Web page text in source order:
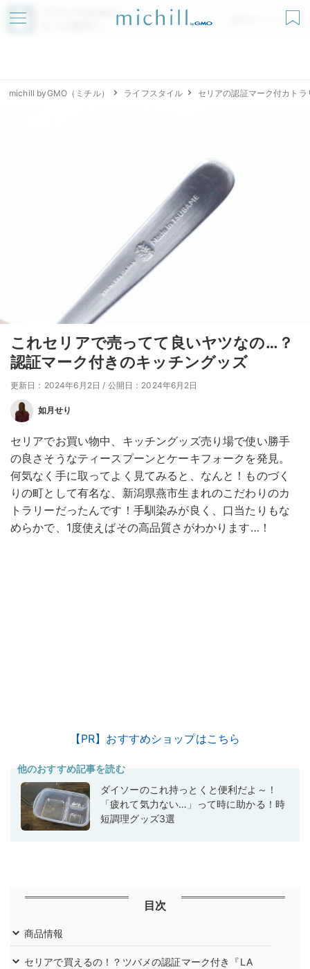
アプリでmichillが
無料ダウンロード
michill byGMO（ミチル） ライフスタイル セリアの認証マーク付カトラ
これセリアで売ってて良いヤツなの…？
認証マーク付きのキッチングッズ
更新日：2024年6月2日 / 公開日：2024年6月2日
如月せり
セリアでお買い物中、キッチングッズ売り場で使い勝手
の良さそうなティースプーンとケーキフォークを発見。
何気なく手に取ってよく見てみると、なんと！ものづく
りの町として有名な、新潟県燕市生まれのこだわりのカ
トラリーだったんです！手馴染みが良く、口当たりもな
めらかで、1度使えばその高品質さがわかります…！
【PR】おすすめショップはこちら
他のおすすめ記事を読む
ダイソーのこれ持っとくと便利だよ～！
「疲れて気力ない…」って時に助かる！時
短調理グッズ3選
目次
商品情報
セリアで買えるの！？ツバメの認証マーク付き『LA